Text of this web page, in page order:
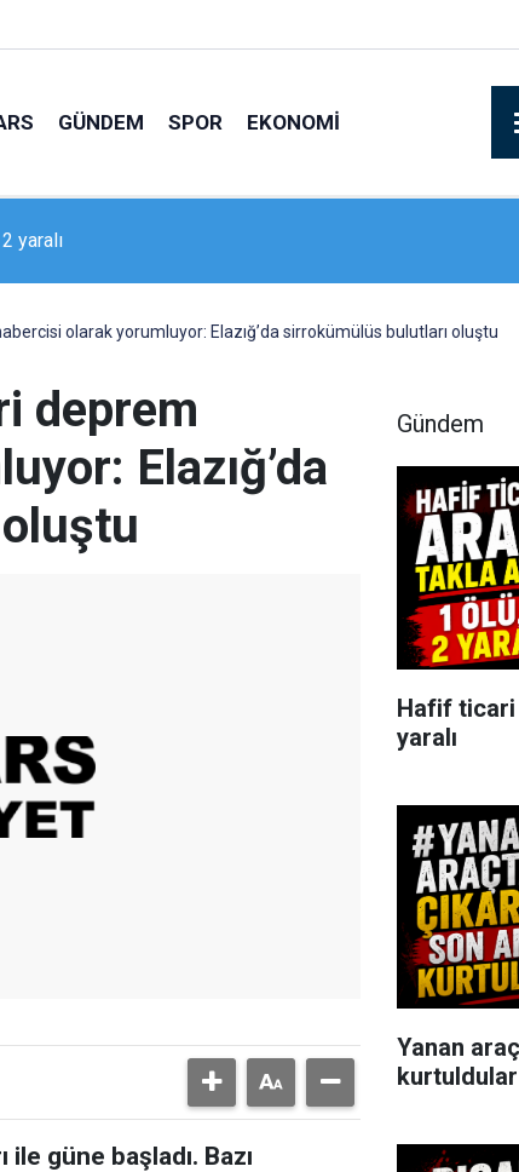
GÜNDEM SPOR EKONOMI
satarak asgari ücretin üç katı kazandı
olarak yorumluyor: Elazığ’da sirrokümülüs bulutları oluştu
deprem
Elazığ’da
güne başladı. Bazı
Gündem
Hafif ticari
yaralı
Yanan
kurtuldular